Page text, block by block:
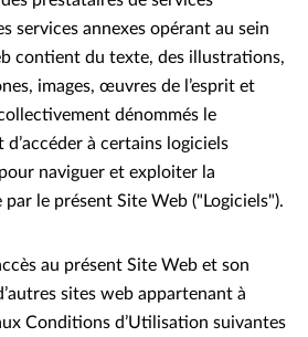
services annexes opérant au sein
contient du texte, des illustrations,
images, œuvres de l’esprit et
dénommés le
à certains logiciels
naviguer et exploiter la
le présent Site Web ("Logiciels").
au présent Site Web et son
sites web appartenant à
Conditions d’Utilisation suivantes